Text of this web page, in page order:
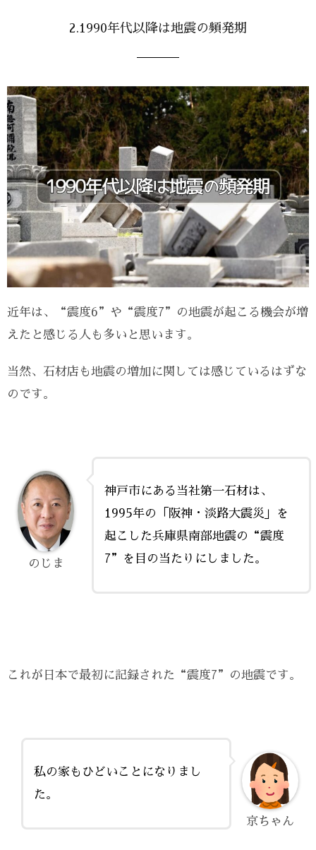
2.1990年代以降は地震の頻発期
近年は、“震度6”や“震度7”の地震が起こる機会が増
えたと感じる人も多いと思います。
当然、石材店も地震の増加に関しては感じているはずな
のです。
神戸市にある当社第一石材は、
1995年の「阪神・淡路大震災」を
起こした兵庫県南部地震の“震度
7”を目の当たりにしました。
のじま
これが日本で最初に記録された“震度7”の地震です。
私の家もひどいことになりまし
た。
京ちゃん